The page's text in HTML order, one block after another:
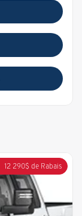
12 290$ de Rabais